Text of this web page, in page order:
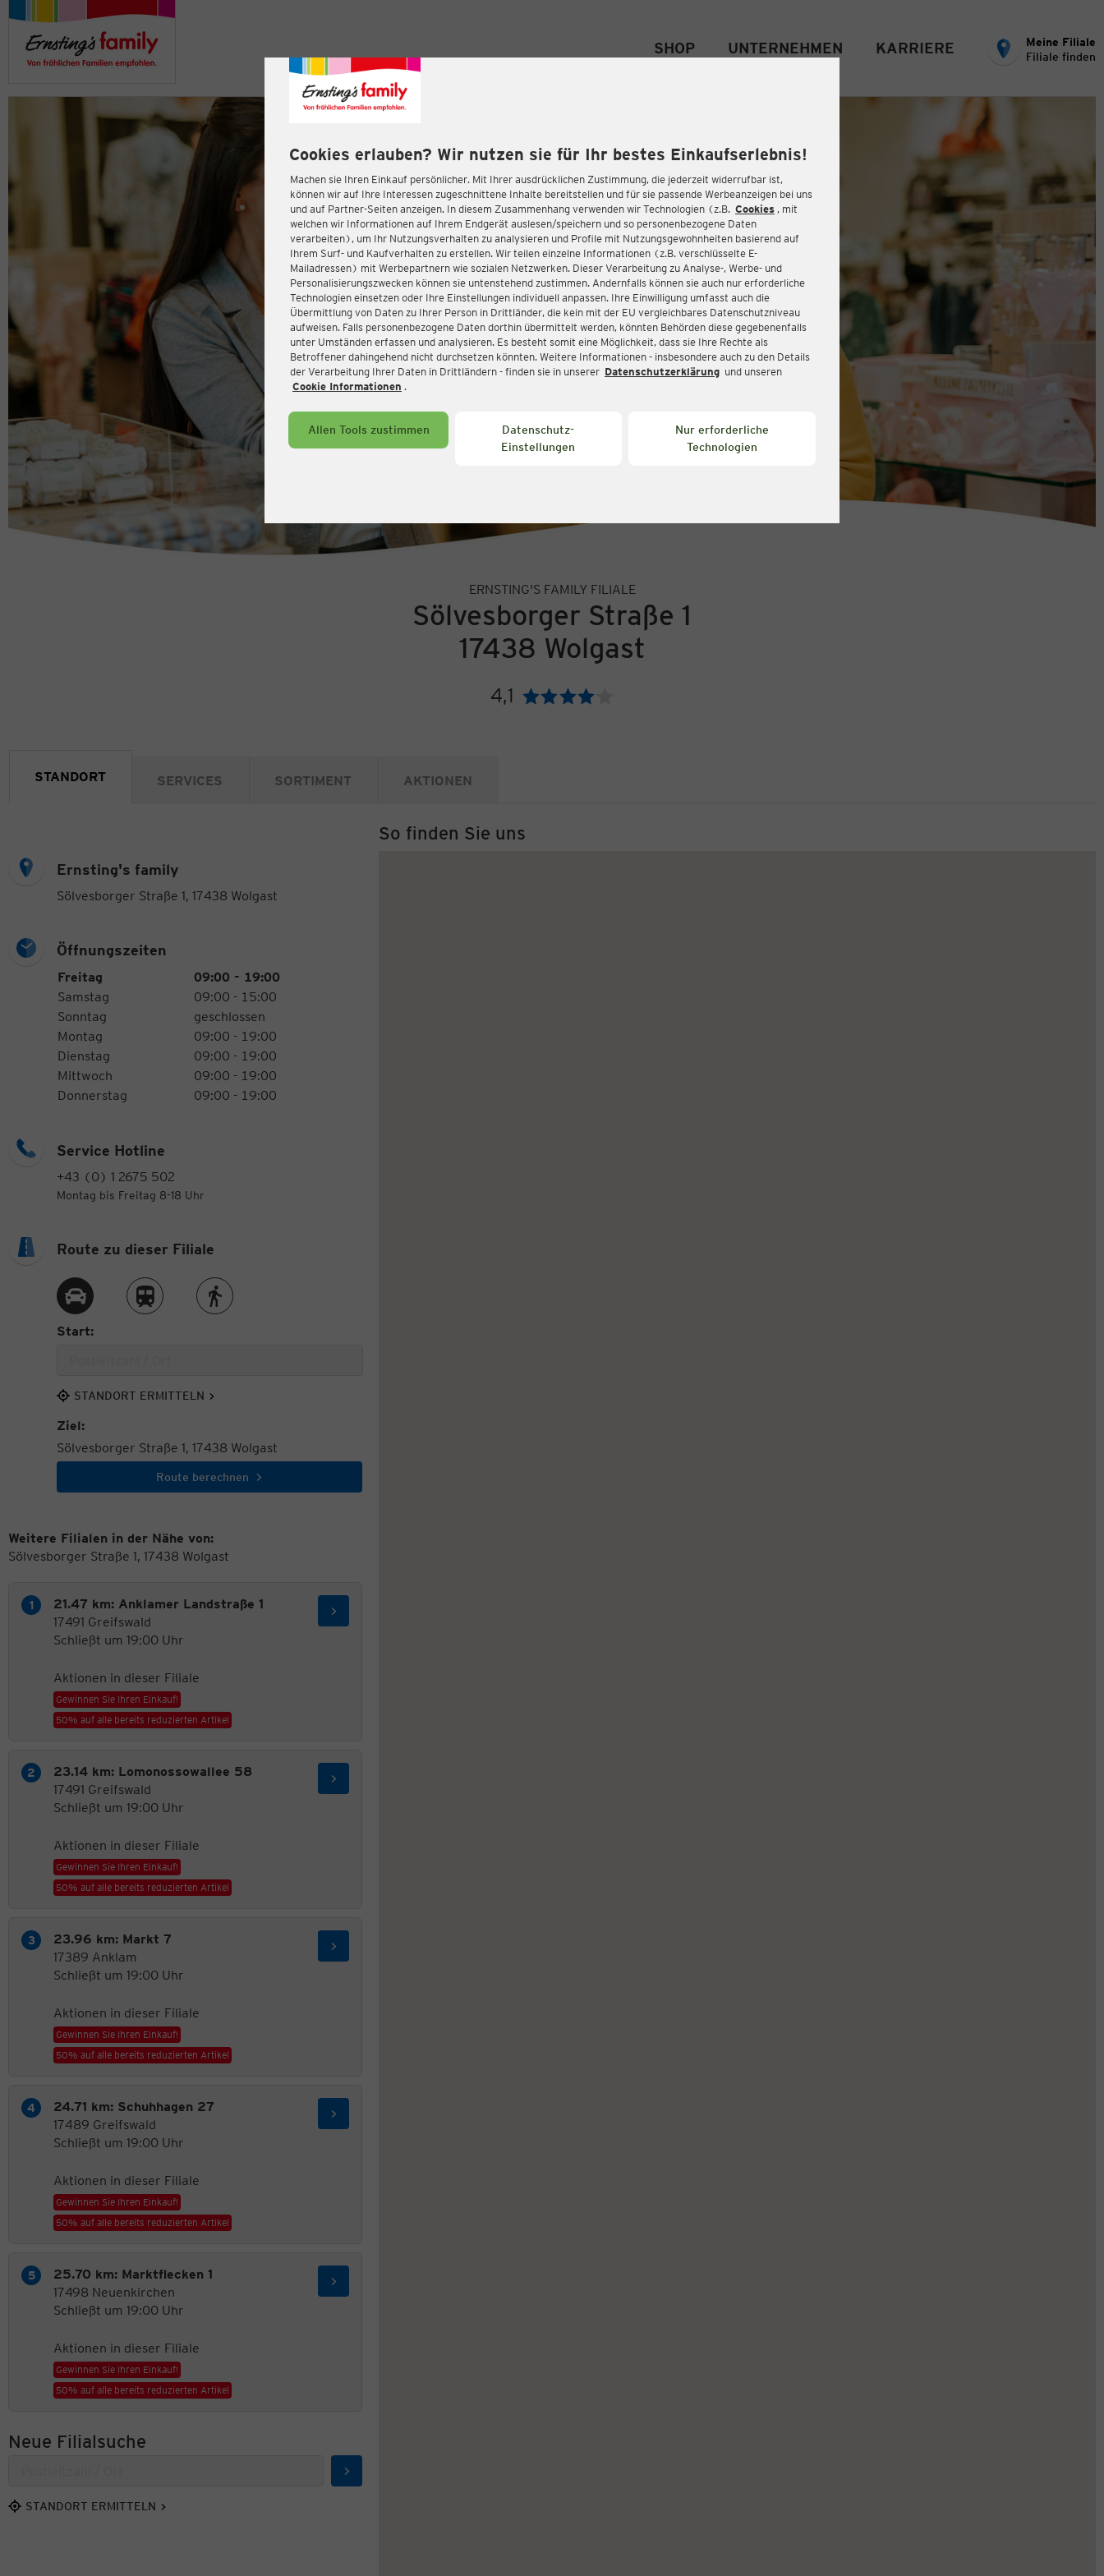
Cookies erlauben? Wir nutzen sie für Ihr bestes Einkaufserlebnis!
Machen sie Ihren Einkauf persönlicher. Mit Ihrer ausdrücklichen Zustimmung, die jederzeit widerrufbar ist,
können wir auf Ihre Interessen zugeschnittene Inhalte bereitstellen und für sie passende Werbeanzeigen bei uns
und auf Partner-Seiten anzeigen. In diesem Zusammenhang verwenden wir Technologien (z.B. Cookies , mit
welchen wir Informationen auf Ihrem Endgerät auslesen/speichern und so personenbezogene Daten
verarbeiten), um Ihr Nutzungsverhalten zu analysieren und Profile mit Nutzungsgewohnheiten basierend auf
Ihrem Surf- und Kaufverhalten zu erstellen. Wir teilen einzelne Informationen (z.B. verschlüsselte E-
Mailadressen) mit Werbepartnern wie sozialen Netzwerken. Dieser Verarbeitung zu Analyse-, Werbe- und
Personalisierungszwecken können sie untenstehend zustimmen. Andernfalls können sie auch nur erforderliche
Technologien einsetzen oder Ihre Einstellungen individuell anpassen. Ihre Einwilligung umfasst auch die
Übermittlung von Daten zu Ihrer Person in Drittländer, die kein mit der EU vergleichbares Datenschutzniveau
aufweisen. Falls personenbezogene Daten dorthin übermittelt werden, könnten Behörden diese gegebenenfalls
unter Umständen erfassen und analysieren. Es besteht somit eine Möglichkeit, dass sie Ihre Rechte als
Betroffener dahingehend nicht durchsetzen könnten. Weitere Informationen - insbesondere auch zu den Details
der Verarbeitung Ihrer Daten in Drittländern - finden sie in unserer Datenschutzerklärung und unseren
Cookie Informationen .
Allen Tools zustimmen
Datenschutz-
Einstellungen
Nur erforderliche
Technologien
SHOP UNTERNEHMEN KARRIERE
Meine Filiale
Filiale finden
ERNSTING'S FAMILY FILIALE
Sölvesborger Straße 1
17438 Wolgast
4,1 Bewertung:
STANDORT SERVICES SORTIMENT AKTIONEN
Ernsting's family
Sölvesborger Straße 1, 17438 Wolgast
Öffnungszeiten
Öffnungszeiten
Wochentag
Freitag
09:00 - 19:00
Samstag
09:00 - 15:00
Sonntag
geschlossen
Montag
09:00 - 19:00
Dienstag
09:00 - 19:00
Mittwoch
09:00 - 19:00
Donnerstag
09:00 - 19:00
Service Hotline
+43 (0) 1 2675 502
Montag bis Freitag 8-18 Uhr
So finden Sie uns
Route zu dieser Filiale
Route per AutoRoute per ZugRoute zu Fuß
Start:
STANDORT ERMITTELN
Ziel:
Sölvesborger Straße 1, 17438 Wolgast
Route berechnen
Weitere Filialen in der Nähe von:
Sölvesborger Straße 1, 17438 Wolgast
21.47 km: Anklamer Landstraße 1
17491 Greifswald
Schließt um 19:00 Uhr
Aktionen in dieser Filiale
Gewinnen Sie Ihren Einkauf!
50% auf alle bereits reduzierten Artikel
23.14 km: Lomonossowallee 58
17491 Greifswald
Schließt um 19:00 Uhr
Aktionen in dieser Filiale
Gewinnen Sie Ihren Einkauf!
50% auf alle bereits reduzierten Artikel
23.96 km: Markt 7
17389 Anklam
Schließt um 19:00 Uhr
Aktionen in dieser Filiale
Gewinnen Sie Ihren Einkauf!
50% auf alle bereits reduzierten Artikel
24.71 km: Schuhhagen 27
17489 Greifswald
Schließt um 19:00 Uhr
Aktionen in dieser Filiale
Gewinnen Sie Ihren Einkauf!
50% auf alle bereits reduzierten Artikel
25.70 km: Marktflecken 1
17498 Neuenkirchen
Schließt um 19:00 Uhr
Aktionen in dieser Filiale
Gewinnen Sie Ihren Einkauf!
50% auf alle bereits reduzierten Artikel
Neue Filialsuche
Suchen
STANDORT ERMITTELN